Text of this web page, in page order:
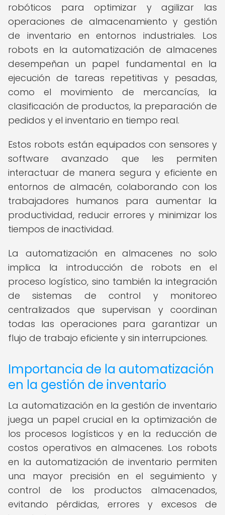
robóticos para optimizar y agilizar las
operaciones de almacenamiento y gestión
de inventario en entornos industriales. Los
robots en la automatización de almacenes
desempeñan un papel fundamental en la
ejecución de tareas repetitivas y pesadas,
como el movimiento de mercancías, la
clasificación de productos, la preparación de
pedidos y el inventario en tiempo real.
Estos robots están equipados con sensores y
software avanzado que les permiten
interactuar de manera segura y eficiente en
entornos de almacén, colaborando con los
trabajadores humanos para aumentar la
productividad, reducir errores y minimizar los
tiempos de inactividad.
La automatización en almacenes no solo
implica la introducción de robots en el
proceso logístico, sino también la integración
de sistemas de control y monitoreo
centralizados que supervisan y coordinan
todas las operaciones para garantizar un
flujo de trabajo eficiente y sin interrupciones.
Importancia de la automatización
en la gestión de inventario
La automatización en la gestión de inventario
juega un papel crucial en la optimización de
los procesos logísticos y en la reducción de
costos operativos en almacenes. Los robots
en la automatización de inventario permiten
una mayor precisión en el seguimiento y
control de los productos almacenados,
evitando pérdidas, errores y excesos de